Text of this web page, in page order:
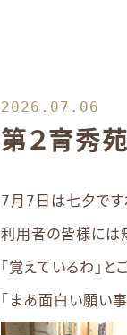
2026.07.06
第２育秀
7月7日は七夕です
利用者の皆様には
「覚えているわ」
「まあ面白い願い